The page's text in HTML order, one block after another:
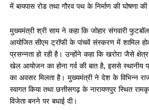
में बायपास रोड तथा गौरव पथ के निर्माण की घोषणा
मुख्यमंत्री श्री साय ने कहा कि जोहार संगवारी फुटबॉल
आयोजित सीएम ट्रॉफी के पांचवें संस्करण में शामिल
प्रसन्नता हो रही है। उन्होंने कहा कि खरोरा जैसे
खेल आयोजन का होना गर्व की बात है, इससे स्थानीय
का अवसर मिलता है। मुख्यमंत्री ने देश के विभिन्न
स्वागत किया तथा छत्तीसगढ़ के नारायणपुर स्थित
विजेता बनने पर बधाई दी।